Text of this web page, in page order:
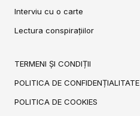
Interviu cu o carte
Lectura conspirațiilor
TERMENI ȘI CONDIȚII
POLITICA DE CONFIDENȚIALITATE
POLITICA DE COOKIES